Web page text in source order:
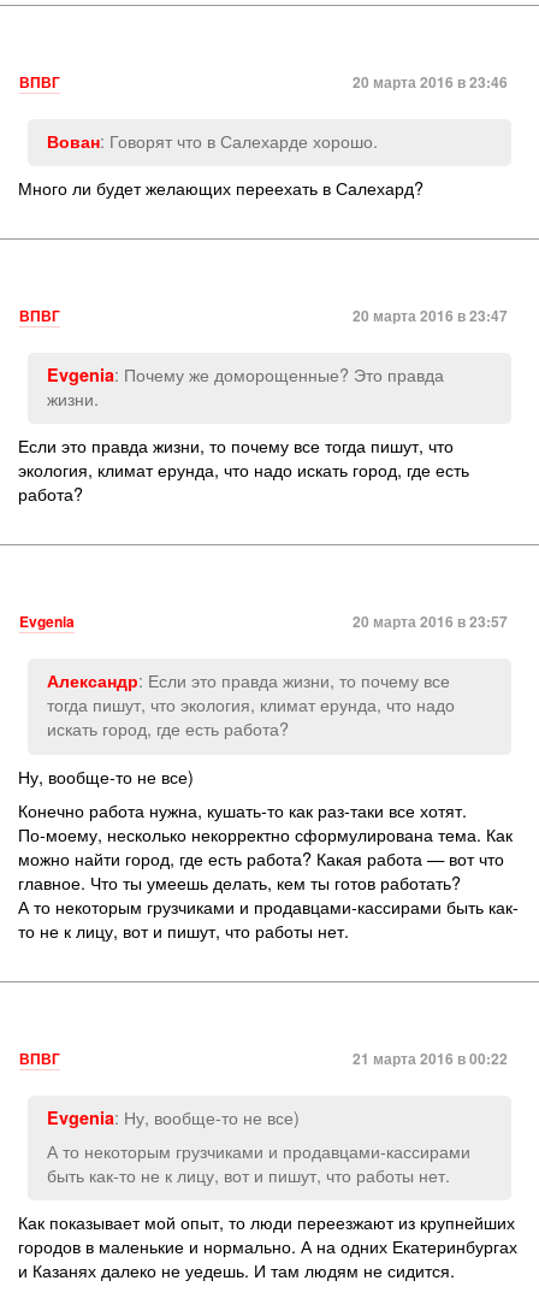
ВПВГ 20 марта 2016 в 23:46
Вован: Говорят что в Салехарде хорошо.
Много ли будет желающих переехать в Салехард?
ВПВГ 20 марта 2016 в 23:47
Evgenia: Почему же доморощенные? Это правда
жизни.
Если это правда жизни, то почему все тогда пишут, что
экология, климат ерунда, что надо искать город, где есть
работа?
Evgenia 20 марта 2016 в 23:57
Александр: Если это правда жизни, то почему все
тогда пишут, что экология, климат ерунда, что надо
искать город, где есть работа?
Ну, вообще-то не все)
Конечно работа нужна, кушать-то как раз-таки все хотят.
По-моему, несколько некорректно сформулирована тема. Как
можно найти город, где есть работа? Какая работа — вот что
главное. Что ты умеешь делать, кем ты готов работать?
А то некоторым грузчиками и продавцами-кассирами быть как-
то не к лицу, вот и пишут, что работы нет.
ВПВГ 21 марта 2016 в 00:22
Evgenia: Ну, вообще-то не все)
А то некоторым грузчиками и продавцами-кассирами
быть как-то не к лицу, вот и пишут, что работы нет.
Как показывает мой опыт, то люди переезжают из крупнейших
городов в маленькие и нормально. А на одних Екатеринбургах
и Казанях далеко не уедешь. И там людям не сидится.